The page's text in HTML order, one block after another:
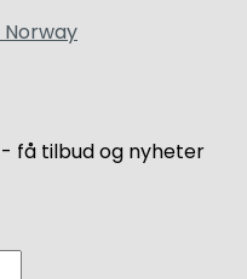
få tilbud og nyheter